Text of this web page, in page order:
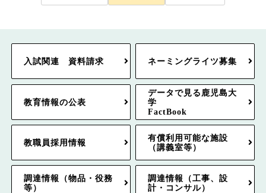
入試関連 資料請求 ネーミングライツ募集
教育情報の公表
データで見る鹿児島大
学
FactBook
教職員採用情報
有償利用可能な施設
（講義室等）
調達情報（物品・役務
等）
調達情報（工事、設
計・コンサル）